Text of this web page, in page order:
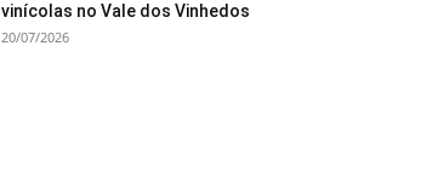
vinícolas no Vale dos Vinhedos
20/07/2026